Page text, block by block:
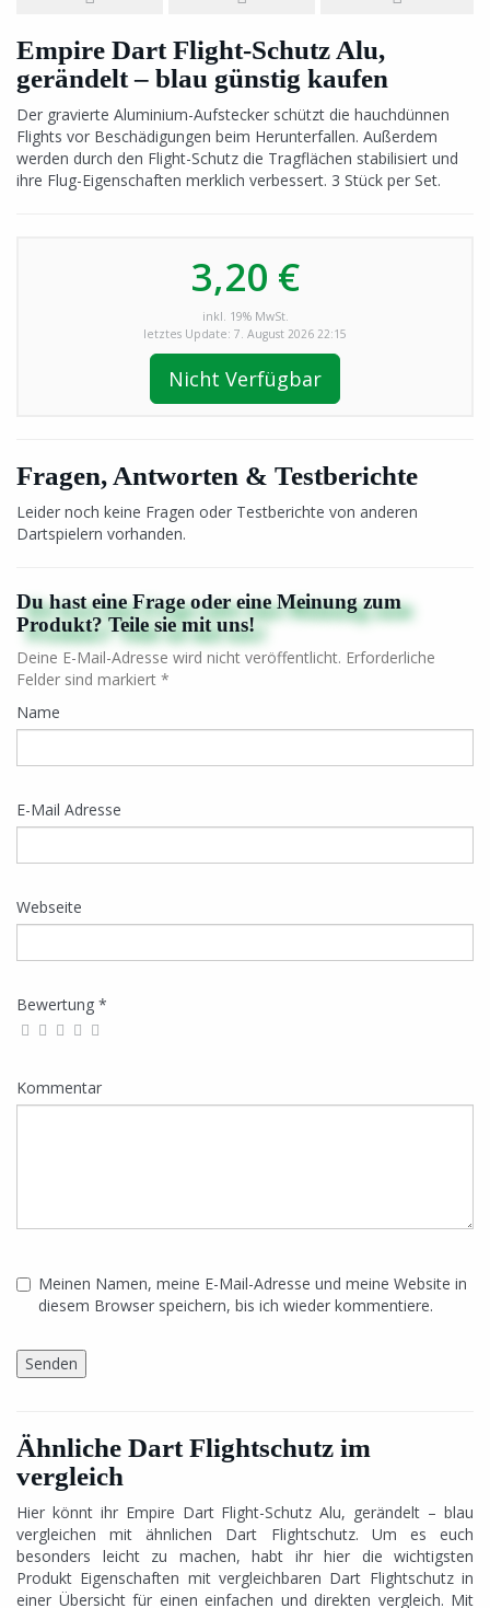
Empire Dart Flight-Schutz Alu,
gerändelt – blau günstig kaufen
Der gravierte Aluminium-Aufstecker schützt die hauchdünnen
Flights vor Beschädigungen beim Herunterfallen. Außerdem
werden durch den Flight-Schutz die Tragflächen stabilisiert und
ihre Flug-Eigenschaften merklich verbessert. 3 Stück per Set.
3,20 €
inkl. 19% MwSt.
letztes Update: 7. August 2026 22:15
Nicht Verfügbar
Fragen, Antworten & Testberichte
Leider noch keine Fragen oder Testberichte von anderen
Dartspielern vorhanden.
Du hast eine Frage oder eine Meinung zum
Produkt? Teile sie mit uns!
Deine E-Mail-Adresse wird nicht veröffentlicht. Erforderliche
Felder sind markiert *
Name
E-Mail Adresse
Webseite
Bewertung *
Kommentar
Meinen Namen, meine E-Mail-Adresse und meine Website in
diesem Browser speichern, bis ich wieder kommentiere.
Ähnliche Dart Flightschutz im
vergleich
Hier könnt ihr Empire Dart Flight-Schutz Alu, gerändelt – blau
vergleichen mit ähnlichen Dart Flightschutz. Um es euch
besonders leicht zu machen, habt ihr hier die wichtigsten
Produkt Eigenschaften mit vergleichbaren Dart Flightschutz in
einer Übersicht für einen einfachen und direkten vergleich. Mit